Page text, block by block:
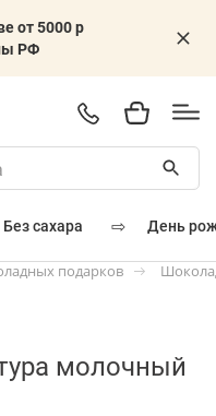
от 5000 р
РФ
без сахара ⇨ день
подарков
молочный